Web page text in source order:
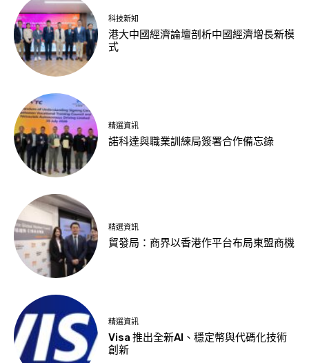
科技新知
港大中國經濟論壇剖析中國經濟增長新模
式
精選資訊
諾科達與職業訓練局簽署合作備忘錄
精選資訊
貿發局：商界以香港作平台布局東盟商機
精選資訊
Visa 推出全新AI、穩定幣與代碼化技術
創新